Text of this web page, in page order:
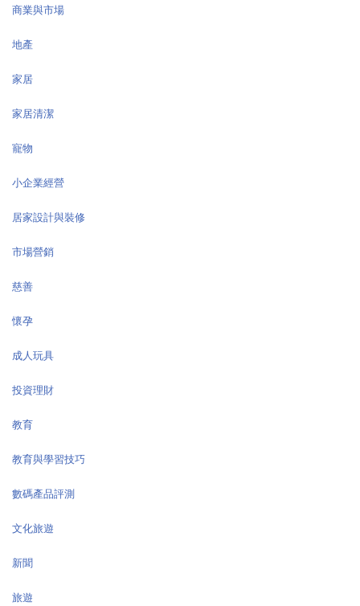
商業與市場
地產
家居
家居清潔
寵物
小企業經營
居家設計與裝修
市場營銷
慈善
懷孕
成人玩具
投資理財
教育
教育與學習技巧
數碼產品評測
文化旅遊
新聞
旅遊